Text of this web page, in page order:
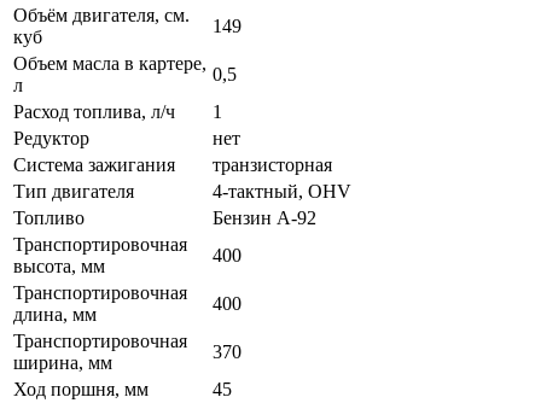
Объём двигателя, см.
куб
149
Объем масла в картере,
л
0,5
Расход топлива, л/ч
1
Редуктор
нет
Система зажигания
транзисторная
Тип двигателя
4-тактный, OHV
Топливо
Бензин А-92
Транспортировочная
высота, мм
400
Транспортировочная
длина, мм
400
Транспортировочная
ширина, мм
370
Ход поршня, мм
45